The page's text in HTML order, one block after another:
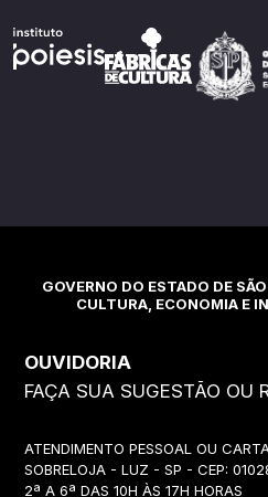
GOVERNO DO ESTADO DE
CULTURA, ECONOMIA E
OUVIDORIA
FAÇA SUA SUGESTÃO OU
ATENDIMENTO PESSOAL OU
SOBRELOJA - LUZ - SP - CEP:
2ª A 6ª DAS 10H ÀS 17H HORAS